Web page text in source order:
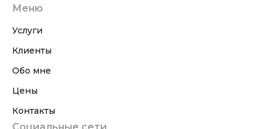
Меню
Услуги
Клиенты
Обо мне
Цены
Контакты